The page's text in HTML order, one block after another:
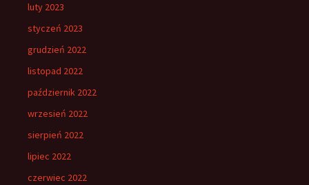
luty 2023
styczeń 2023
grudzień 2022
listopad 2022
październik 2022
wrzesień 2022
sierpień 2022
lipiec 2022
czerwiec 2022